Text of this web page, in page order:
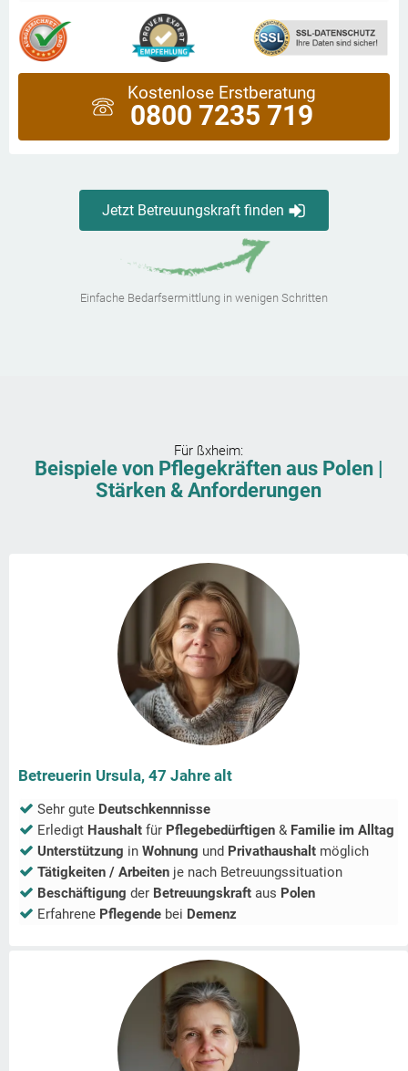
Kostenlose Erstberatung
0800 7235 719
Jetzt Betreuungskraft finden
Einfache Bedarfsermittlung in wenigen Schritten
Für ßxheim:
Beispiele von Pflegekräften aus Polen |
Stärken & Anforderungen
Betreuerin Ursula, 47 Jahre alt
Sehr gute Deutschkennnisse
Erledigt Haushalt für Pflegebedürftigen & Familie im Alltag
Unterstützung in Wohnung und Privathaushalt möglich
Tätigkeiten / Arbeiten je nach Betreuungssituation
Beschäftigung der Betreuungskraft aus Polen
Erfahrene Pflegende bei Demenz